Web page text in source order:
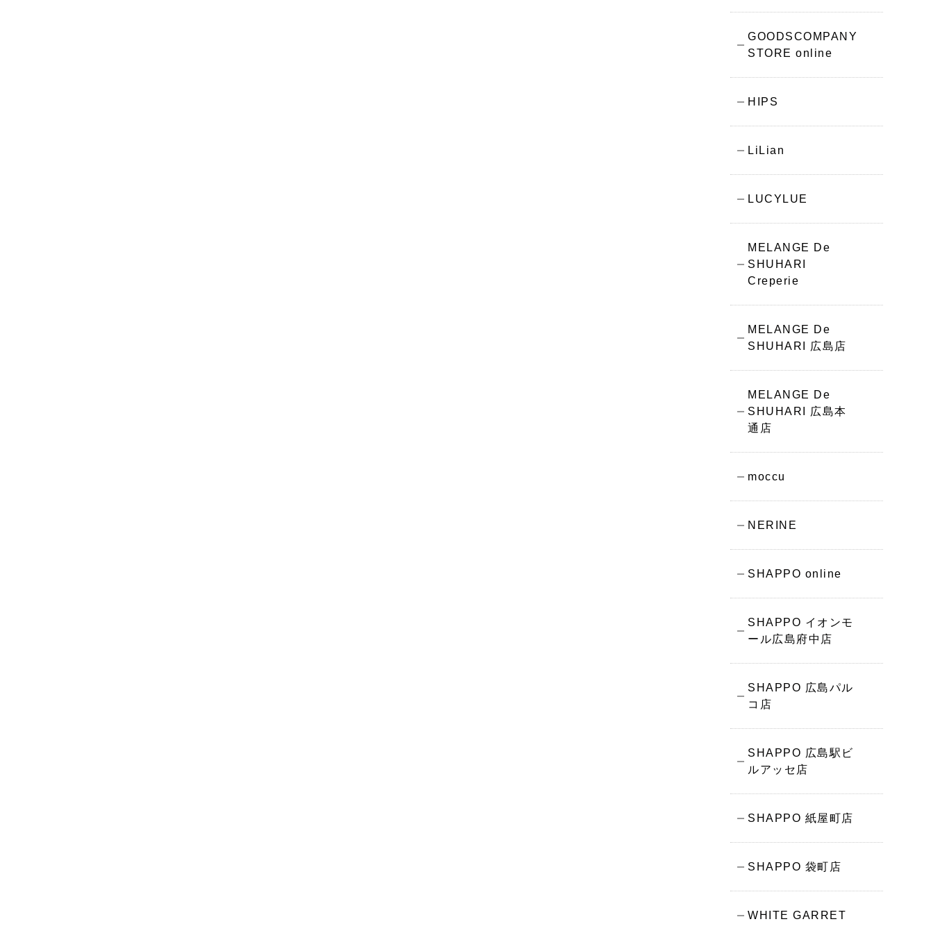
GOODSCOMPANY
STORE online
HIPS
LiLian
LUCYLUE
MELANGE De
SHUHARI
Creperie
MELANGE De
SHUHARI 広島店
MELANGE De
SHUHARI 広島本
通店
moccu
NERINE
SHAPPO online
SHAPPO イオンモ
ール広島府中店
SHAPPO 広島パル
コ店
SHAPPO 広島駅ビ
ルアッセ店
SHAPPO 紙屋町店
SHAPPO 袋町店
WHITE GARRET